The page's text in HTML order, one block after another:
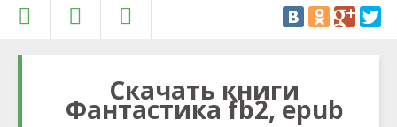
Скачать книги
Фантастика fb2, epub